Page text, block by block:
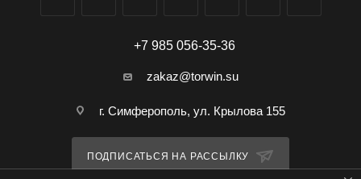
+7 985 056-35-36
zakaz@torwin.su
г. Симферополь, ул. Крылова 155
ПОДПИСАТЬСЯ НА РАССЫЛКУ